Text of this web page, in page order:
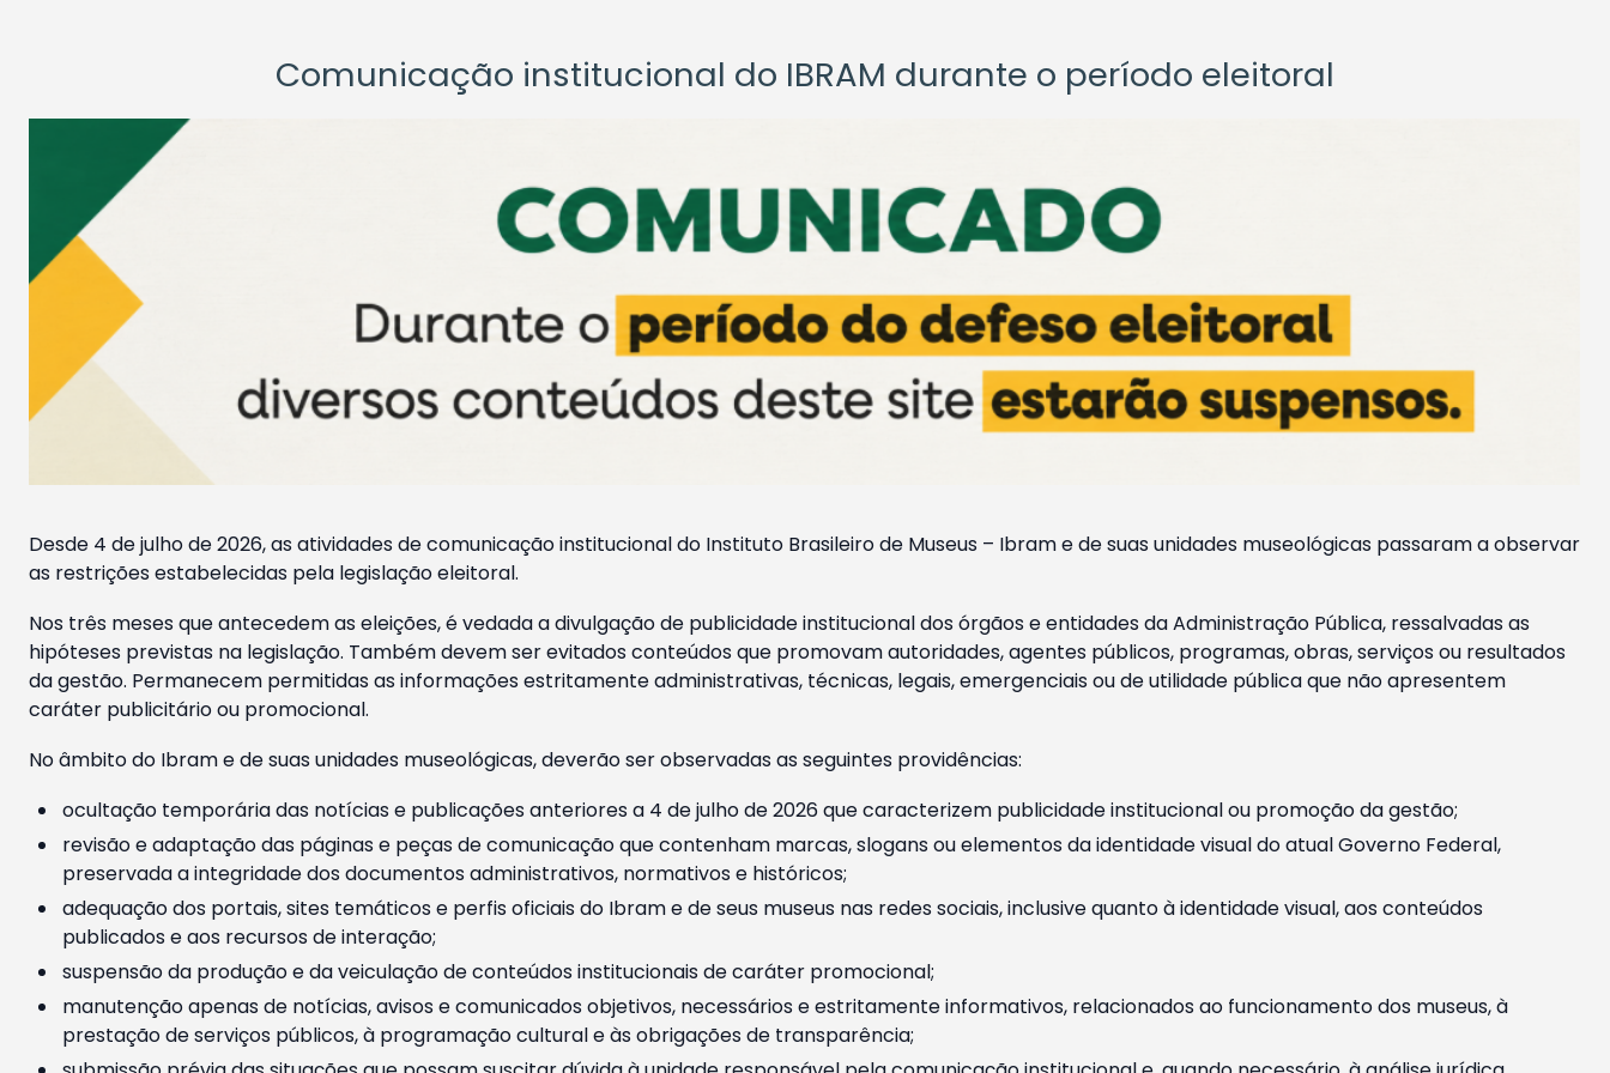
Comunicação institucional do IBRAM durante o período eleitoral
Desde 4 de julho de 2026, as atividades de comunicação institucional do Instituto Brasileiro de Museus – Ibram e de suas unidades museológicas passaram a observar
as restrições estabelecidas pela legislação eleitoral.
Nos três meses que antecedem as eleições, é vedada a divulgação de publicidade institucional dos órgãos e entidades da Administração Pública, ressalvadas as
hipóteses previstas na legislação. Também devem ser evitados conteúdos que promovam autoridades, agentes públicos, programas, obras, serviços ou resultados
da gestão. Permanecem permitidas as informações estritamente administrativas, técnicas, legais, emergenciais ou de utilidade pública que não apresentem
caráter publicitário ou promocional.
No âmbito do Ibram e de suas unidades museológicas, deverão ser observadas as seguintes providências:
ocultação temporária das notícias e publicações anteriores a 4 de julho de 2026 que caracterizem publicidade institucional ou promoção da gestão;
revisão e adaptação das páginas e peças de comunicação que contenham marcas, slogans ou elementos da identidade visual do atual Governo Federal,
preservada a integridade dos documentos administrativos, normativos e históricos;
adequação dos portais, sites temáticos e perfis oficiais do Ibram e de seus museus nas redes sociais, inclusive quanto à identidade visual, aos conteúdos
publicados e aos recursos de interação;
suspensão da produção e da veiculação de conteúdos institucionais de caráter promocional;
manutenção apenas de notícias, avisos e comunicados objetivos, necessários e estritamente informativos, relacionados ao funcionamento dos museus, à
prestação de serviços públicos, à programação cultural e às obrigações de transparência;